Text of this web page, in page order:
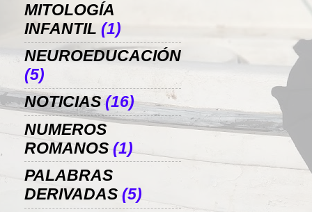
MITOLOGÍA
INFANTIL (1)
NEUROEDUCACIÓN
(5)
NOTICIAS (16)
NUMEROS
ROMANOS (1)
PALABRAS
DERIVADAS (5)